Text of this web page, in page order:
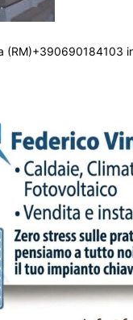
(RM)+390690184103